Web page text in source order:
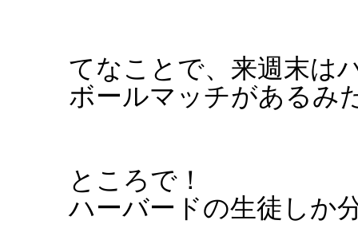
てなことで、来週末は
ボールマッチがあるみ
ところで！
ハーバードの生徒しか